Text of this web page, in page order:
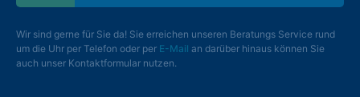
Wir sind gerne für Sie da! Sie erreichen unseren Beratungs Service rund
um die Uhr per Telefon oder per E-Mail an darüber hinaus können Sie
auch unser Kontaktformular nutzen.